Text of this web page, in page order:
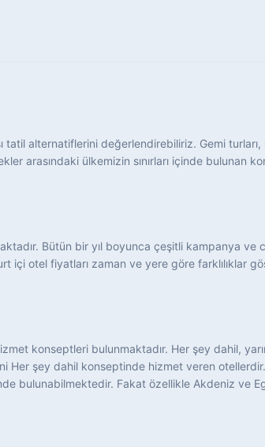
alternatiflerini değerlendirebiliriz. Gemi
arasındaki ülkemizin sınırları içinde bulunan
Bütün bir yıl boyunca çeşitli kampanya ve
otel fiyatları zaman ve yere göre farklılıklar
konseptleri bulunmaktadır. Her şey dahil,
Her şey dahil konseptinde hizmet veren
bulunabilmektedir. Fakat özellikle Akdeniz ve